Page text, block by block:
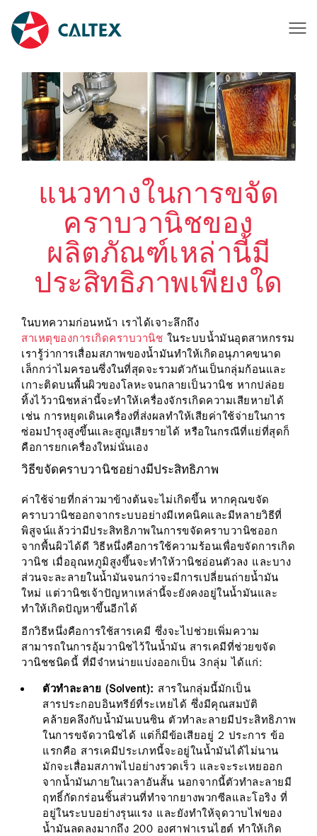
แนวทางในการขจัด
คราบวานิชของ
ผลิตภัณฑ์เหล่านี้มี
ประสิทธิภาพเพียงใด
ในบทความก่อนหน้า เราได้เจาะลึกถึง
สาเหตุของการเกิดคราบวานิช ในระบบน้ำมันอุตสาหกรรม
เรารู้ว่าการเสื่อมสภาพของน้ำมันทำให้เกิดอนุภาคขนาด
เล็กกว่าไมครอนซึ่งในที่สุดจะรวมตัวกันเป็นกลุ่มก้อนและ
เกาะติดบนพื้นผิวของโลหะจนกลายเป็นวานิช หากปล่อย
ทิ้งไว้วานิชหล่านี้จะทำให้เครื่องจักรเกิดความเสียหายได้
เช่น การหยุดเดินเครื่องที่ส่งผลทำให้เสียค่าใช้จ่ายในการ
ซ่อมบำรุงสูงขึ้นและสูญเสียรายได้ หรือในกรณีที่แย่ที่สุดก็
คือการยกเครื่องใหม่นั่นเอง
วิธีขจัดคราบวานิชอย่างมีประสิทธิภาพ
ค่าใช้จ่ายที่กล่าวมาข้างต้นจะไม่เกิดขึ้น หากคุณขจัด
คราบวานิชออกจากระบบอย่างมีเทคนิคและมีหลายวิธีที่
พิสูจน์แล้วว่ามีประสิทธิภาพในการขจัดคราบวานิชออก
จากพื้นผิวได้ดี วิธีหนึ่งคือการใช้ความร้อนเพื่อขจัดการเกิด
วานิช เมื่ออุณหภูมิสูงขึ้นจะทำให้วานิชอ่อนตัวลง และบาง
ส่วนจะละลายในน้ำมันจนกว่าจะมีการเปลี่ยนถ่ายน้ำมัน
ใหม่ แต่วานิชเจ้าปัญหาเหล่านี้จะยังคงอยู่ในน้ำมันและ
ทำให้เกิดปัญหาขึ้นอีกได้
อีกวิธีหนึ่งคือการใช้สารเคมี ซึ่งจะไปช่วยเพิ่มความ
สามารถในการอุ้มวานิชไว้ในน้ำมัน สารเคมีที่ช่วยขจัด
วานิชชนิดนี้ ที่มีจำหน่ายแบ่งออกเป็น 3กลุ่ม ได้แก่:
ตัวทำละลาย (Solvent): สารในกลุ่มนี้มักเป็น
สารประกอบอินทรีย์ที่ระเหยได้ ซึ่งมีคุณสมบัติ
คล้ายคลึงกับน้ำมันเบนซิน ตัวทำละลายมีประสิทธิภาพ
ในการขจัดวานิชได้ แต่ก็มีข้อเสียอยู่ 2 ประการ ข้อ
แรกคือ สารเคมีประเภทนี้จะอยู่ในน้ำมันได้ไม่นาน
มักจะเสื่อมสภาพไปอย่างรวดเร็ว และจะระเหยออก
จากน้ำมันภายในเวลาอันสั้น นอกจากนี้ตัวทำละลายมี
ฤทธิ์กัดกร่อนชิ้นส่วนที่ทำจากยางพวกซีลและโอริง ที่
อยู่ในระบบอย่างรุนแรง และยังทำให้จุดวาบไฟของ
น้ำมันลดลงมากถึง 200 องศาฟาเรนไฮต์ ทำให้เกิด